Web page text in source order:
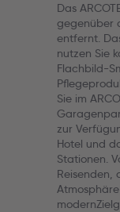
Das
gegenüber
entfernt.
nutzen Sie
Flachbild-
Sie im
zur
Hotel und
Stationen.
Reisenden,